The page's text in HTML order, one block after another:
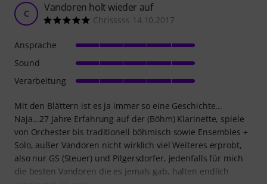
C Vandoren holt wieder auf
Chrisssss 14.10.2017
Mit den Blättern ist es ja immer so eine Geschichte...
Naja...27 Jahre Erfahrung auf der (Böhm) Klarinette, spiele
von Orchester bis traditionell böhmisch sowie Ensembles +
Solo, außer Vandoren nicht wirklich viel Weiteres erprobt,
also nur GS (Steuer) und Pilgersdorfer, jedenfalls für mich
die besten Vandoren die es jemals gab, halten endlich
Ansprache
Sound
Verarbeitung